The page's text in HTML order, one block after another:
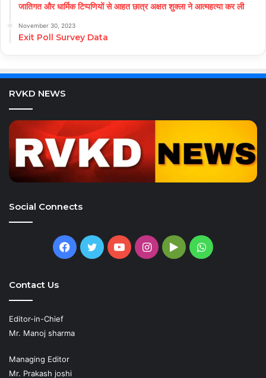
जातिगत और धार्मिक टिप्पणियों से आहत छात्र अक्षत शुक्ला ने आत्महत्या कर ली
November 30, 2023
Exit Poll Survey Data
RVKD NEWS
Social Connects
Facebook
TwitterYouTubeInstagram
GoogleWhatsApp
Contact Us
Editor-in-Chief
Mr. Manoj sharma
Managing Editor
Mr. Prakash joshi